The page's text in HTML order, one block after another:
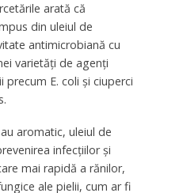
arată că
din uleiul de
antimicrobiană cu
varietăți de agenți
E. coli și ciuperci
aromatic, uleiul de
infecțiilor și
mai rapidă a rănilor,
ale pielii, cum ar fi